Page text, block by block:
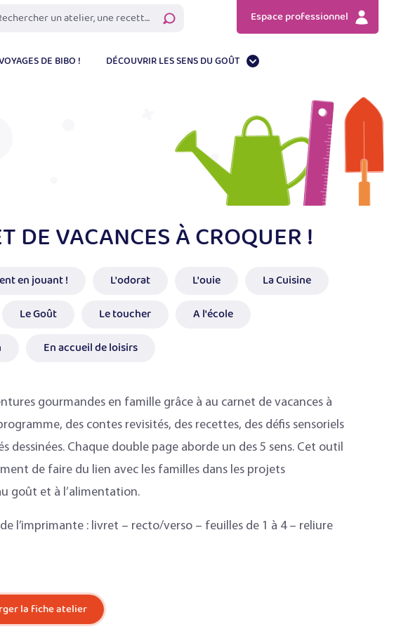
Espace professionnel
Rechercher
DE BIBO ! DÉCOUVRIR LES SENS DU GOÛT
DE VACANCES À CROQUER !
en jouant ! L'odorat L'ouie
La Cuisine
Le Goût Le toucher
A l'école
En accueil de loisirs
gourmandes en famille grâce à au carnet de vacances à
des contes revisités, des recettes, des défis sensoriels
dessinées. Chaque double page aborde un des 5 sens. Cet outil
de faire du lien avec les familles dans les projets
goût et à l’alimentation.
l’imprimante : livret – recto/verso – feuilles de 1 à 4 – reliure
la fiche atelier